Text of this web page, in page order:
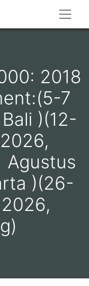
2018
7
)(12-
Agustus
)(26-